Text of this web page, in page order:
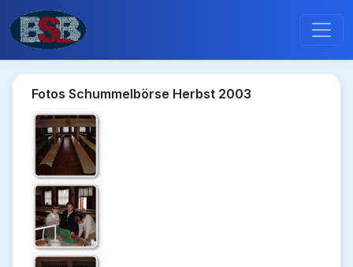
Fotos Schummelbörse Herbst 2003